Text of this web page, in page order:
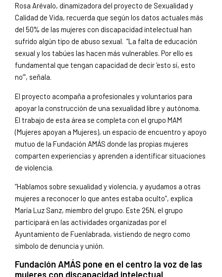
Rosa Arévalo, dinamizadora del proyecto de Sexualidad y
Calidad de Vida, recuerda que según los datos actuales más
del 50% de las mujeres con discapacidad intelectual han
sufrido algún tipo de abuso sexual. “La falta de educación
sexual y los tabúes las hacen más vulnerables. Por ello es
fundamental que tengan capacidad de decir ‘esto sí, esto
no’”, señala.
El proyecto acompaña a profesionales y voluntarios para
apoyar la construcción de una sexualidad libre y autónoma.
El trabajo de esta área se completa con el grupo MAM
(Mujeres apoyan a Mujeres), un espacio de encuentro y apoyo
mutuo de la Fundación AMÁS donde las propias mujeres
comparten experiencias y aprenden a identificar situaciones
de violencia.
“Hablamos sobre sexualidad y violencia, y ayudamos a otras
mujeres a reconocer lo que antes estaba oculto”, explica
María Luz Sanz, miembro del grupo. Este 25N, el grupo
participará en las actividades organizadas por el
Ayuntamiento de Fuenlabrada, vistiendo de negro como
símbolo de denuncia y unión.
Fundación AMÁS pone en el centro la voz de las
mujeres con discapacidad intelectual